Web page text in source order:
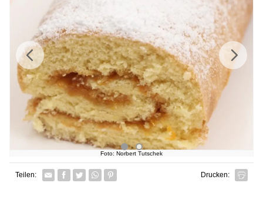
Foto: Norbert Tutschek
Next
Previous
Teilen: Facebook
TwitterWhatsapp senden
Pin it Drucken: